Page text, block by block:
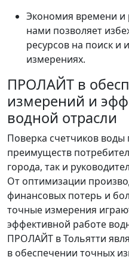
Экономия времени и
нами позволяет
ресурсов на поиск и
измерениях.
ПРОЛАЙТ в
измерений и
водной отрасли
Поверка счетчиков
преимуществ
города, так и
От оптимизации
финансовых потерь и
точные измерения
эффективной работе
ПРОЛАЙТ в Тольятти
в обеспечении точных